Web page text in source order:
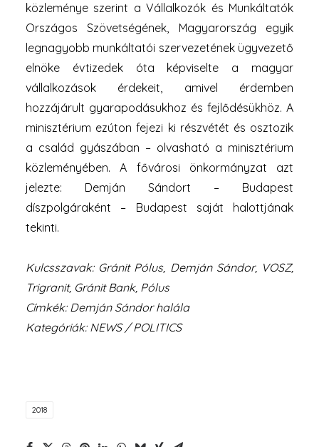
közleménye szerint a Vállalkozók és Munkáltatók
Országos Szövetségének, Magyarország egyik
legnagyobb munkáltatói szervezetének ügyvezető
elnöke évtizedek óta képviselte a magyar
vállalkozások érdekeit, amivel érdemben
hozzájárult gyarapodásukhoz és fejlődésükhöz. A
minisztérium ezúton fejezi ki részvétét és osztozik
a család gyászában – olvasható a minisztérium
közleményében. A fővárosi önkormányzat azt
jelezte: Demján Sándort – Budapest
díszpolgáraként – Budapest saját halottjának
tekinti.
Kulcsszavak: Gránit Pólus, Demján Sándor, VOSZ,
Trigranit, Gránit Bank, Pólus
Címkék: Demján Sándor halála
Kategóriák: NEWS / POLITICS
2018